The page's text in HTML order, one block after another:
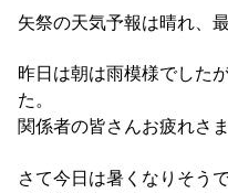
矢祭の天気予報は晴れ、
昨日は朝は雨模様でした
た。
関係者の皆さんお疲れさま
さて今日は暑くなりそうで